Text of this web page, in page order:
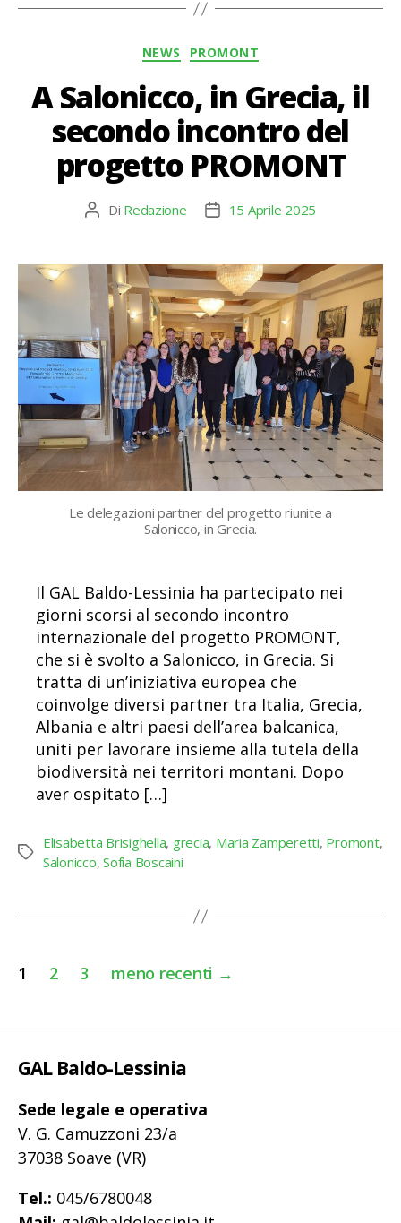
Categorie
NEWS PROMONT
A Salonicco, in Grecia, il
secondo incontro del
progetto PROMONT
Autore
Di Redazione
Data15 Aprile 2025
Le delegazioni partner del progetto riunite a
Salonicco, in Grecia.
Il GAL Baldo-Lessinia ha partecipato nei
giorni scorsi al secondo incontro
internazionale del progetto PROMONT,
che si è svolto a Salonicco, in Grecia. Si
tratta di un’iniziativa europea che
coinvolge diversi partner tra Italia, Grecia,
Albania e altri paesi dell’area balcanica,
uniti per lavorare insieme alla tutela della
biodiversità nei territori montani. Dopo
aver ospitato […]
Tag
Elisabetta Brisighella, grecia, Maria Zamperetti, Promont,
Salonicco,Sofia Boscaini
Paginazione
articoli
1 2 3 meno recenti →
GAL Baldo-Lessinia
Sede legale e operativa
V. G. Camuzzoni 23/a
37038 Soave (VR)
Tel.: 045/6780048